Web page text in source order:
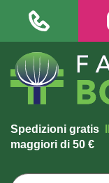
Spedizioni gratis
maggiori di 50 €